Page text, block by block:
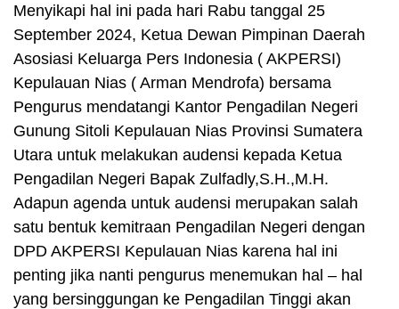
Menyikapi hal ini pada hari Rabu tanggal 25
September 2024, Ketua Dewan Pimpinan Daerah
Asosiasi Keluarga Pers Indonesia ( AKPERSI)
Kepulauan Nias ( Arman Mendrofa) bersama
Pengurus mendatangi Kantor Pengadilan Negeri
Gunung Sitoli Kepulauan Nias Provinsi Sumatera
Utara untuk melakukan audensi kepada Ketua
Pengadilan Negeri Bapak Zulfadly,S.H.,M.H.
Adapun agenda untuk audensi merupakan salah
satu bentuk kemitraan Pengadilan Negeri dengan
DPD AKPERSI Kepulauan Nias karena hal ini
penting jika nanti pengurus menemukan hal – hal
yang bersinggungan ke Pengadilan Tinggi akan